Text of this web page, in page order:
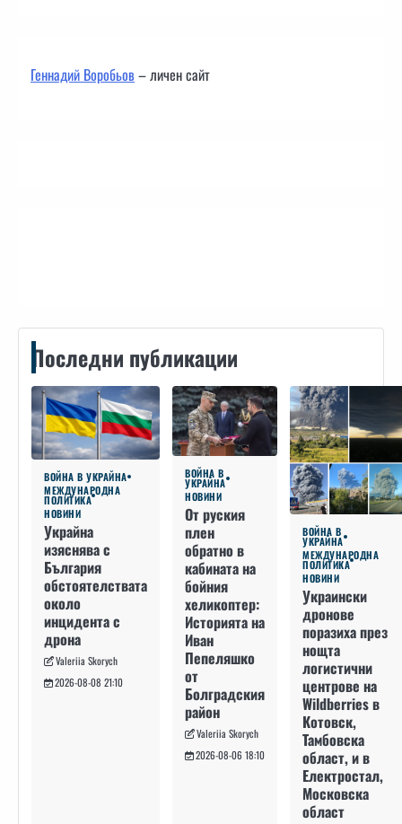
Геннадий Воробьов– личен сайт
Последни публикации
ВОЙНА В УКРАЙНА
МЕЖДУНАРОДНА
ПОЛИТИКА
НОВИНИ
Украйна
изяснява с
България
обстоятелствата
около
инцидента с
дрона
Valeriia Skorych
2026-08-08 21:10
ВОЙНА В
УКРАЙНА
НОВИНИ
От руския
плен
обратно в
кабината на
бойния
хеликоптер:
Историята на
Иван
Пепеляшко
от
Болградския
район
Valeriia Skorych
2026-08-06 18:10
ВОЙНА В
УКРАЙНА
МЕЖДУНАРОДНА
ПОЛИТИКА
НОВИНИ
Украински
дронове
поразиха през
нощта
логистични
центрове на
Wildberries в
Котовск,
Тамбовска
област, и в
Електростал,
Московска
област